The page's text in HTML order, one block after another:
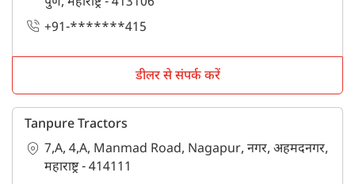
+91-*******415
डीलर से संपर्क करें
Tanpure Tractors
7,A, 4,A, Manmad Road, Nagapur, नगर, अहमदनगर,
महाराष्ट्र - 414111